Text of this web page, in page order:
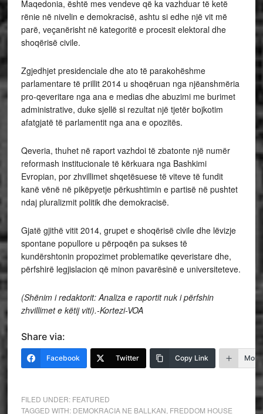
Maqedonia, është mes vendeve që ka vazhduar të ketë
rënie në nivelin e demokracisë, ashtu si edhe një vit më
parë, veçanërisht në kategoritë e procesit elektoral dhe
shoqërisë civile.
Zgjedhjet presidenciale dhe ato të parakohëshme
parlamentare të prillit 2014 u shoqëruan nga njëanshmëria
pro-qeveritare nga ana e medias dhe abuzimi me burimet
administrative, duke sjellë si rezultat një tjetër bojkotim
afatgjatë të parlamentit nga ana e opozitës.
Qeveria, thuhet në raport vazhdoi të zbatonte një numër
reformash institucionale të kërkuara nga Bashkimi
Evropian, por zhvillimet shqetësuese të viteve të fundit
kanë vënë në pikëpyetje përkushtimin e partisë në pushtet
ndaj pluralizmit politik dhe demokracisë.
Gjatë gjithë vitit 2014, grupet e shoqërisë civile dhe lëvizje
spontane popullore u përpoqën pa sukses të
kundërshtonin propozimet problematike qeveristare dhe,
përfshirë legjislacion që minon pavarësinë e universiteteve.
(Shënim i redaktorit: Analiza e raportit nuk i përfshin
zhvillimet e këtij viti).-Kortezi-VOA
Share via:
Facebook Twitter Copy Link More
FILED UNDER: FEATURED
TAGGED WITH: DEMOKRACIA NE BALLKAN FREDDOM HOUSE